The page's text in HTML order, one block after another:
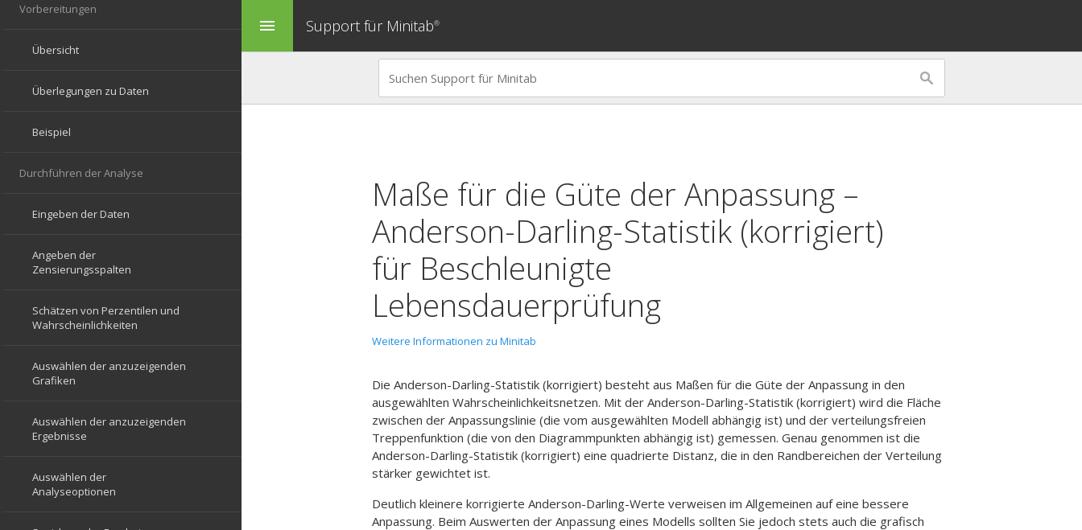
menu Support für Minitab®
Maße für die Güte der Anpassung –
Anderson-Darling-Statistik (korrigiert)
für Beschleunigte
Lebensdauerprüfung
Weitere Informationen zu Minitab
Die Anderson-Darling-Statistik (korrigiert) besteht aus Maßen für die Güte der Anpassung in den
ausgewählten Wahrscheinlichkeitsnetzen. Mit der Anderson-Darling-Statistik (korrigiert) wird die Fläche
zwischen der Anpassungslinie (die vom ausgewählten Modell abhängig ist) und der verteilungsfreien
Treppenfunktion (die von den Diagrammpunkten abhängig ist) gemessen. Genau genommen ist die
Anderson-Darling-Statistik (korrigiert) eine quadrierte Distanz, die in den Randbereichen der Verteilung
stärker gewichtet ist.
Deutlich kleinere korrigierte Anderson-Darling-Werte verweisen im Allgemeinen auf eine bessere
Anpassung. Beim Auswerten der Anpassung eines Modells sollten Sie jedoch stets auch die grafisch